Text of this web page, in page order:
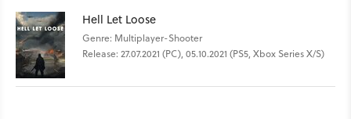
Hell Let Loose
Genre: Multiplayer-Shooter
Release: 27.07.2021 (PC), 05.10.2021 (PS5, Xbox Series X/S)